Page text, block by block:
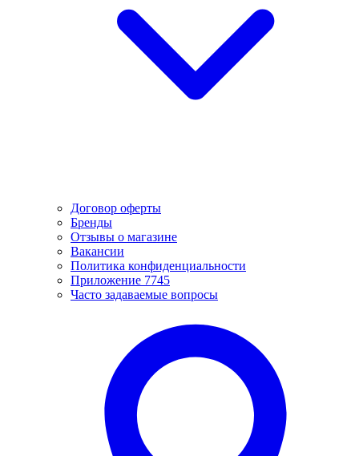
Договор оферты
Бренды
Отзывы о магазине
Вакансии
Политика конфиденциальности
Приложение 7745
Часто задаваемые вопросы